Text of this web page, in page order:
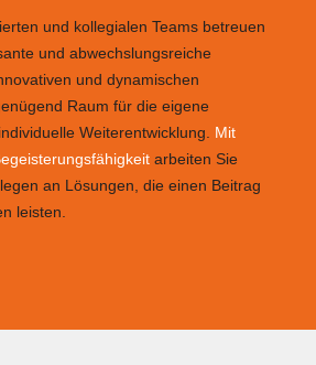
und kollegialen Teams betreuen
und abwechslungsreiche
und dynamischen
Raum für die eigene
Weiterentwicklung.
Mit
arbeiten Sie
an Lösungen, die einen Beitrag
leisten.